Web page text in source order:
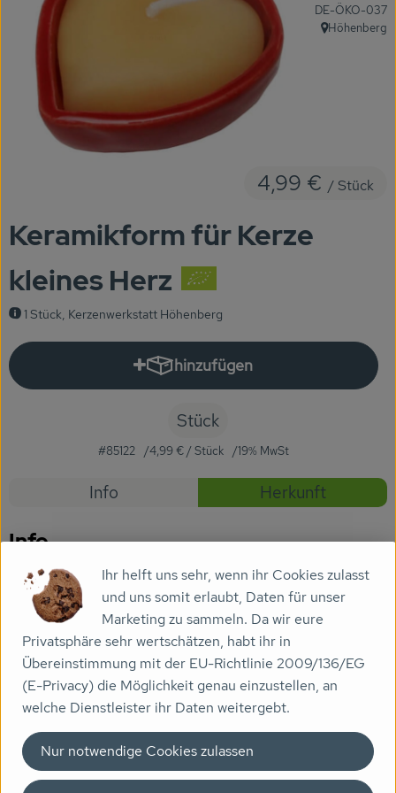
KARUSSELLE
Einfach Bio
Obst & Gemüse
Tiefkühlprodukte
Feinkost
Naturkosmetik
Dr. Hauschka - Wala
Saatgut
Gedrucktes
Trinkgeld & Spenden
Service
B2B
Keramikform für Kerze
kleines Herz
1 Stück, Kerzenwerkstatt Höhenberg
4,99 € / Stück
, Kontrollstelle:
DE-ÖKO-037
, Herkunft:
Höhenberg
hinzufügen
Produkt zum Warenkorb
Stück
#85122 4,99 € / Stück 19% MwSt
Rezepte
Info Herkunft
Info
Keramikform passend für kleines Herz, verschiedene
Farben (3212006)
Produktinformationen
Herkunft
Ihr helft uns sehr, wenn ihr Cookies zulasst
und uns somit erlaubt, Daten für unser
Marketing zu sammeln. Da wir eure
Privatsphäre sehr wertschätzen, habt ihr in
Übereinstimmung mit der EU-Richtlinie 2009/136/EG
(E-Privacy) die Möglichkeit genau einzustellen, an
welche Dienstleister ihr Daten weitergebt.
Nur notwendige Cookies zulassen